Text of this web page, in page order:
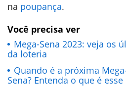
na poupança.
Você precisa ver
Mega-Sena 2023: veja os
da loteria
Quando é a próxima
Sena? Entenda o que é